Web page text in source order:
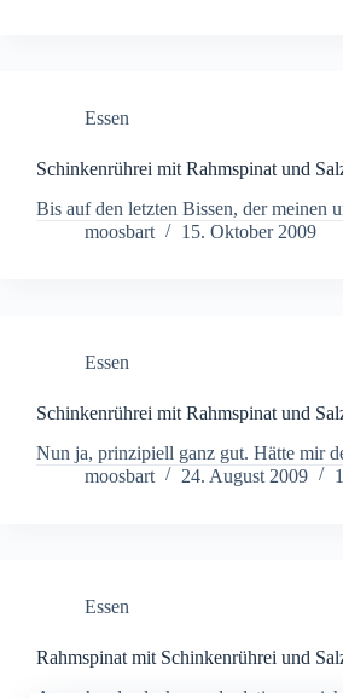
Essen
Schinkenrührei mit Rahmspinat und
Bis auf den letzten Bissen, der meinen
moosbart
15. Oktober 2009
Essen
Schinkenrührei mit Rahmspinat und
Nun ja, prinzipiell ganz gut. Hätte mir
moosbart
24. August 2009
Essen
Rahmspinat mit Schinkenrührei und